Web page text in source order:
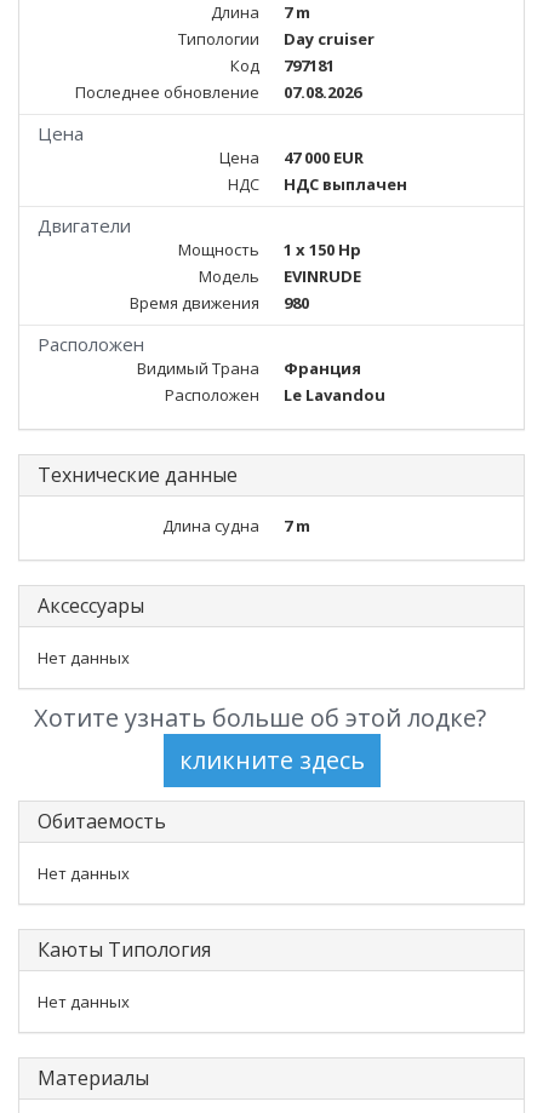
Длина
7 m
Типологии
Day cruiser
Код
797181
Последнее обновление
07.08.2026
Цена
Цена
47 000 EUR
НДС
НДС выплачен
Двигатели
Мощность
1 x 150 Hp
Модель
EVINRUDE
Время движения
980
Расположен
Видимый Трана
Франция
Расположен
Le Lavandou
Технические данные
Длина судна 7 m
Аксессуары
Нет данных
Хотите узнать больше об этой лодке?
Обитаемость
Нет данных
Каюты Типология
Нет данных
Материалы